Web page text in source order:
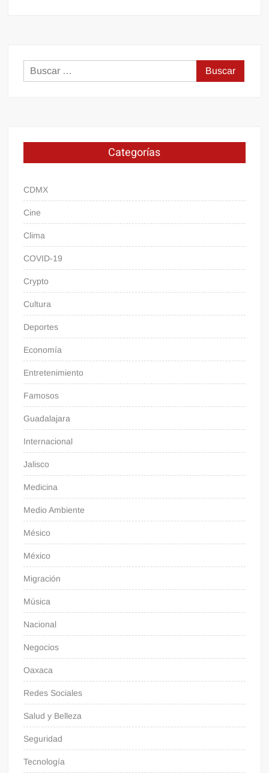
Buscar:
Categorías
CDMX
Cine
Clima
COVID-19
Crypto
Cultura
Deportes
Economía
Entretenimiento
Famosos
Guadalajara
Internacional
Jalisco
Medicina
Medio Ambiente
Mésico
México
Migración
Música
Nacional
Negocios
Oaxaca
Redes Sociales
Salud y Belleza
Seguridad
Tecnología